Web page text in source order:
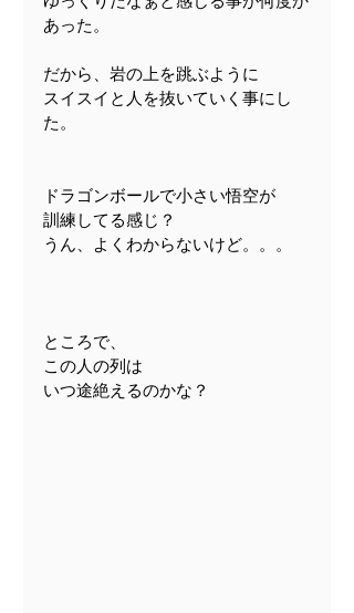
あった。
だから、岩の上を跳ぶように
スイスイと人を抜いていく事にし
た。
ドラゴンボールで小さい悟空が
訓練してる感じ？
うん、よくわからないけど。。。
ところで、
この人の列は
いつ途絶えるのかな？